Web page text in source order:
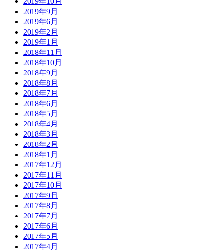
2019年9月
2019年6月
2019年2月
2019年1月
2018年11月
2018年10月
2018年9月
2018年8月
2018年7月
2018年6月
2018年5月
2018年4月
2018年3月
2018年2月
2018年1月
2017年12月
2017年11月
2017年10月
2017年9月
2017年8月
2017年7月
2017年6月
2017年5月
2017年4月